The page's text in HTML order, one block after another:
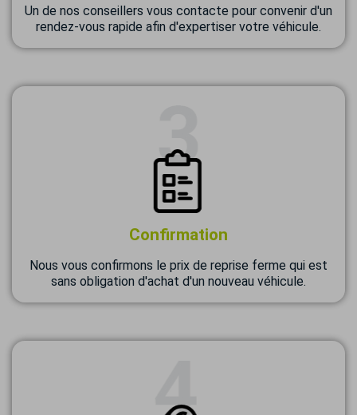
Un de nos conseillers vous contacte pour convenir d'un
rendez-vous rapide afin d'expertiser votre véhicule.
Confirmation
Nous vous confirmons le prix de reprise ferme qui est
sans obligation d'achat d'un nouveau véhicule.